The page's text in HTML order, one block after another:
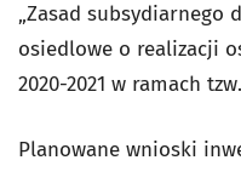
„Zasad subsydiarnego
osiedlowe o realizacji
2020-2021 w ramach
Planowane wnioski